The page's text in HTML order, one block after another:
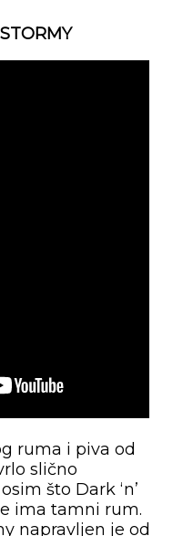
ruma i piva od
slično
što Dark ‘n’
ima tamni rum.
napravljen je od